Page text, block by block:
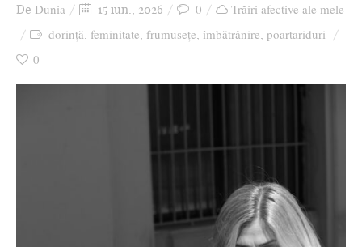
De Dunia 15 iun., 2026 0
Trăiri afective ale mele
dorință, feminitate, frumusețe, îmbătrânire, poartariduri
0